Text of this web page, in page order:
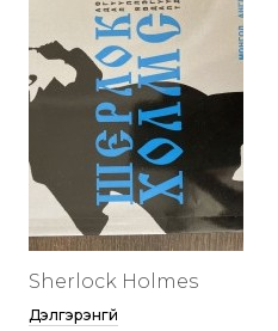
Sherlock Holmes
Дэлгэрэнгүй